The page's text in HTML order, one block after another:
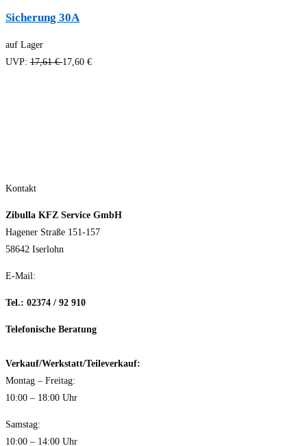
Sicherung 30A
auf Lager
UVP: 17,61 € 17,60 €
Kontakt
Zibulla KFZ Service GmbH
Hagener Straße 151-157
58642 Iserlohn
E-Mail:
Tel.: 02374 / 92 910
Telefonische Beratung
Verkauf/Werkstatt/Teileverkauf:
Montag – Freitag:
10:00 – 18:00 Uhr
Samstag:
10:00 – 14:00 Uhr